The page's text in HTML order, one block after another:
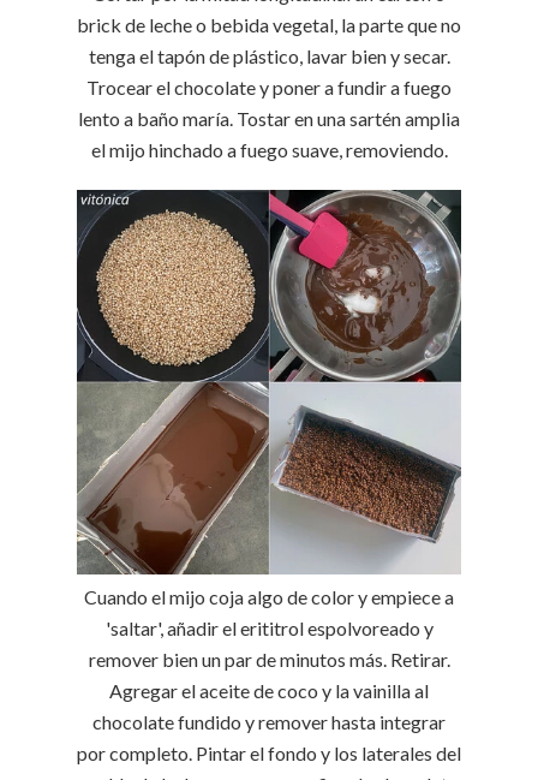
brick de leche o bebida vegetal, la parte que no
tenga el tapón de plástico, lavar bien y secar.
Trocear el chocolate y poner a fundir a fuego
lento a baño maría. Tostar en una sartén amplia
el mijo hinchado a fuego suave, removiendo.
Cuando el mijo coja algo de color y empiece a
'saltar', añadir el erititrol espolvoreado y
remover bien un par de minutos más. Retirar.
Agregar el aceite de coco y la vainilla al
chocolate fundido y remover hasta integrar
por completo. Pintar el fondo y los laterales del